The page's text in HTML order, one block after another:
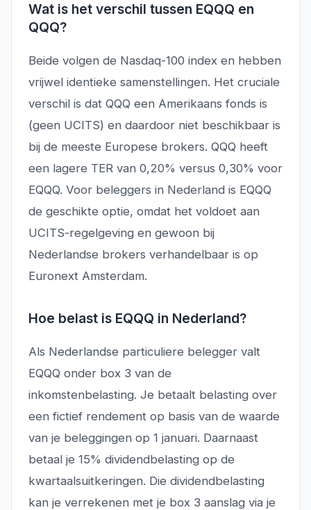
Wat is het verschil tussen EQQQ en
QQQ?
Beide volgen de Nasdaq-100 index en hebben
vrijwel identieke samenstellingen. Het cruciale
verschil is dat QQQ een Amerikaans fonds is
(geen UCITS) en daardoor niet beschikbaar is
bij de meeste Europese brokers. QQQ heeft
een lagere TER van 0,20% versus 0,30% voor
EQQQ. Voor beleggers in Nederland is EQQQ
de geschikte optie, omdat het voldoet aan
UCITS-regelgeving en gewoon bij
Nederlandse brokers verhandelbaar is op
Euronext Amsterdam.
Hoe belast is EQQQ in Nederland?
Als Nederlandse particuliere belegger valt
EQQQ onder box 3 van de
inkomstenbelasting. Je betaalt belasting over
een fictief rendement op basis van de waarde
van je beleggingen op 1 januari. Daarnaast
betaal je 15% dividendbelasting op de
kwartaalsuitkeringen. Die dividendbelasting
kan je verrekenen met je box 3 aanslag via je